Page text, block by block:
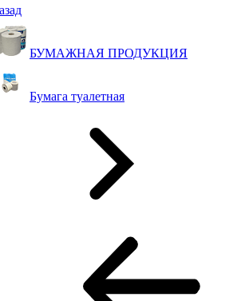
БУМАЖНАЯ ПРОДУКЦИЯ
Бумага туалетная